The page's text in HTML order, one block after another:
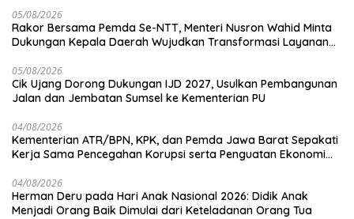
05/08/2026
Rakor Bersama Pemda Se-NTT, Menteri Nusron Wahid Minta
Dukungan Kepala Daerah Wujudkan Transformasi Layanan
05/08/2026
Cik Ujang Dorong Dukungan IJD 2027, Usulkan Pembangunan
Jalan dan Jembatan Sumsel ke Kementerian PU
04/08/2026
Kementerian ATR/BPN, KPK, dan Pemda Jawa Barat Sepakati
Kerja Sama Pencegahan Korupsi serta Penguatan Ekonomi
04/08/2026
Herman Deru pada Hari Anak Nasional 2026: Didik Anak
Menjadi Orang Baik Dimulai dari Keteladanan Orang Tua